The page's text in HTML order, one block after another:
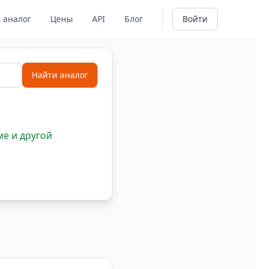
аналог Цены API Блог Войти
Найти аналог
и другой